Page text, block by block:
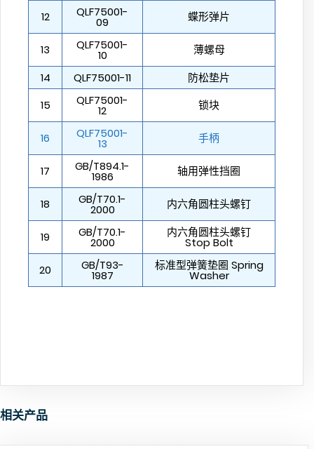
12 QLF75001-
09 蝶形弹片
13 QLF75001-
10
薄螺母
14
QLF75001-11
防松垫片
15
QLF75001-
12 锁块
16 QLF75001-
13 手柄
17 GB/T894.1-
1986 轴用弹性挡圈
18 GB/T70.1-
2000 内六角圆柱头螺钉
19 GB/T70.1-
2000
内六角圆柱头螺钉
Stop Bolt
20
GB/T93-
1987
标准型弹簧垫圈 Spring
Washer
相关产品